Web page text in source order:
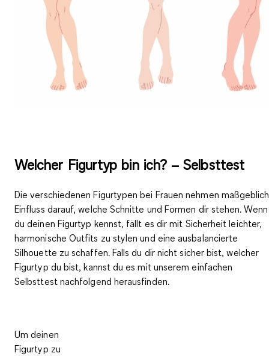
Welcher Figurtyp bin ich? – Selbsttest
Die verschiedenen Figurtypen bei Frauen nehmen maßgeblich
Einfluss darauf, welche Schnitte und Formen dir stehen. Wenn
du deinen Figurtyp kennst, fällt es dir mit Sicherheit leichter,
harmonische Outfits zu stylen und eineausbalancierte
Silhouette zu schaffen. Falls du dir nicht sicher bist, welcher
Figurtyp du bist, kannst du es mit unserem einfachen
Selbsttest nachfolgend herausfinden.
Um deinen
Figurtyp zu